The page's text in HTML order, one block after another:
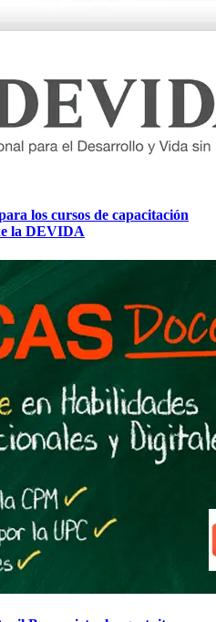
los cursos de capacitación
la DEVIDA